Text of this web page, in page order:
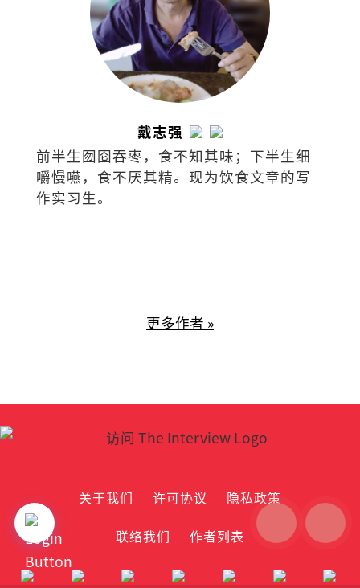
戴志强
前半生囫囵吞枣，食不知其味；下半生细
嚼慢嚥，食不厌其精。现为饮食文章的写
作实习生。
更多作者 »
关于我们 许可协议
隐私政策
联络我们
作者列表